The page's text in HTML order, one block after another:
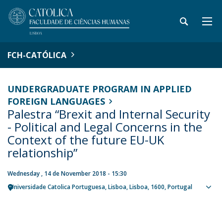
FCH-CATÓLICA
UNDERGRADUATE PROGRAM IN APPLIED
FOREIGN LANGUAGES
Palestra “Brexit and Internal Security
- Political and Legal Concerns in the
Context of the future EU-UK
relationship”
Wednesday , 14 de November 2018 - 15:30
Universidade Catolica Portuguesa Lisboa Lisboa 1600 Portugal